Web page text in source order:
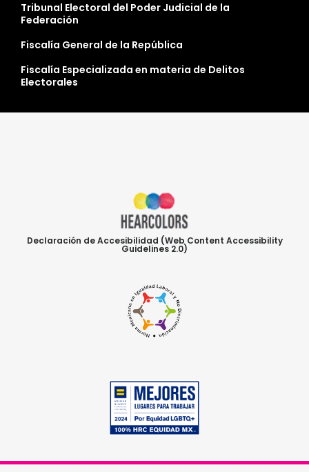
Tribunal Electoral del Poder Judicial de la
Federación
Fiscalía General de la República
Fiscalía Especializada en materia de Delitos
Electorales
Declaración de Accesibilidad (Web Content Accessibility
Guidelines 2.0)